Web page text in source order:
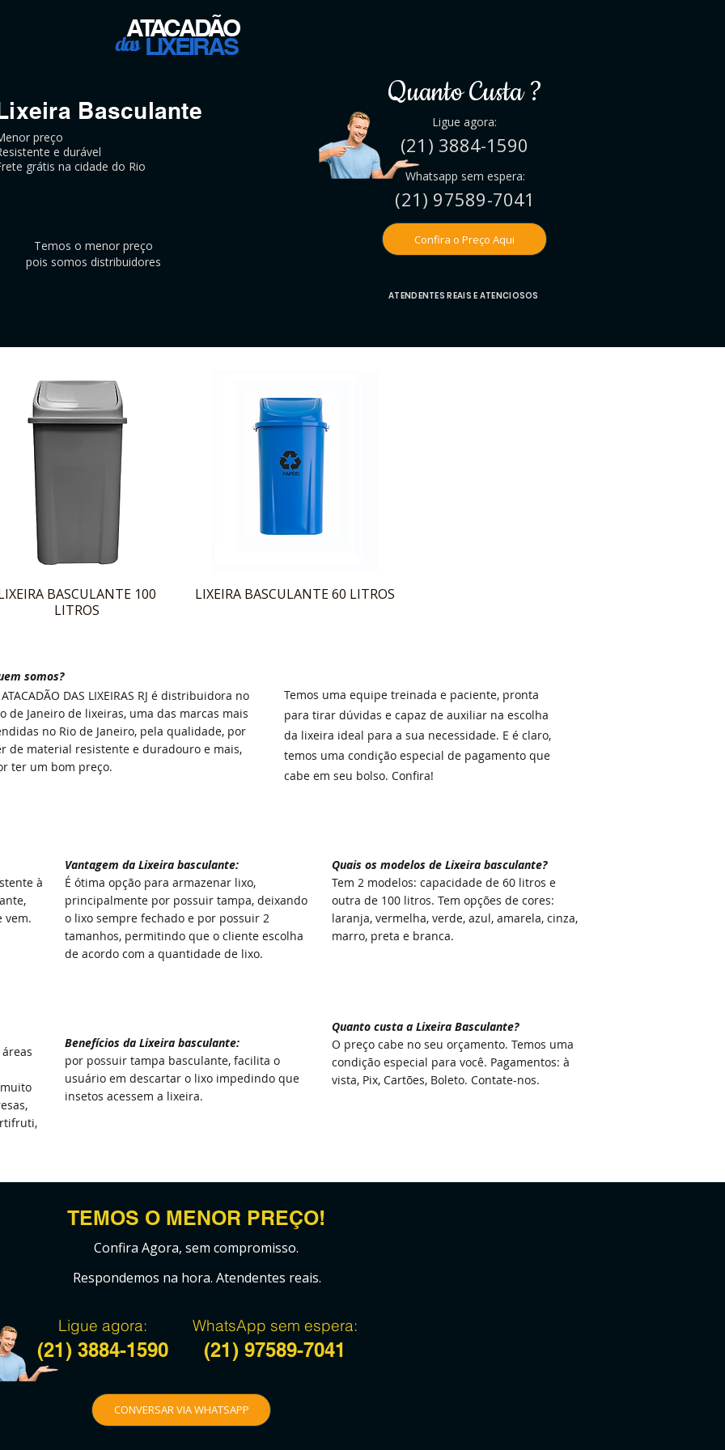
ATACADÃO
LIXEIRAS
das
Basculante
preço
e durável
grátis na cidade do Rio
Temos o menor preço
pois somos distribuidores
Quanto Custa ?
Ligue agora:
(21) 3884-1590
Whatsapp sem espera:
(21) 97589-7041
Confira o Preço Aqui
ATENDENTES REAIS E ATENCIOSOS
BASCULANTE 100
LITROS
LIXEIRA BASCULANTE 60 LITROS
somos?
ATACADÃO DAS LIXEIRAS RJ é distribuidora no
de Janeiro de lixeiras, uma das marcas mais
no Rio de Janeiro, pela qualidade, por
de material resistente e duradouro e mais,
ter um bom preço.
Temos uma equipe treinada e paciente, pronta
para tirar dúvidas e capaz de auxiliar na escolha
da lixeira ideal para a sua necessidade. E é claro,
temos uma condição especial de pagamento que
cabe em seu bolso. Confira!
à
vem.
Vantagem da Lixeira basculante:
É ótima opção para armazenar lixo,
principalmente por possuir tampa, deixando
o lixo sempre fechado e por possuir 2
tamanhos, permitindo que o cliente escolha
de acordo com a quantidade de lixo.
Quais os modelos de Lixeira basculante?
Tem 2 modelos: capacidade de 60 litros e
outra de 100 litros. Tem opções de cores:
laranja, vermelha, verde, azul, amarela, cinza,
marro, preta e branca.
Benefícios da Lixeira basculante:
por possuir tampa basculante, facilita o
usuário em descartar o lixo impedindo que
insetos acessem a lixeira.
Quanto custa a Lixeira Basculante?
O preço cabe no seu orçamento. Temos uma
condição especial para você. Pagamentos: à
vista, Pix, Cartões, Boleto. Contate-nos.
TEMOS O MENOR PREÇO!
Confira Agora, sem compromisso.
Respondemos na hora. Atendentes reais.
Ligue agora:
(21)3884-1590
WhatsApp sem espera:
(21)97589-7041
CONVERSAR VIA WHATSAPP